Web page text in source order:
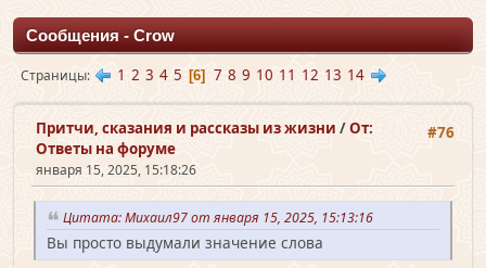
Сообщения - Crow
Страницы 1 2 3 4 5 6 7 8 9 10 11 12 13 14
#76
Притчи, сказания и рассказы из жизни /От:
Ответы на форуме
января 15, 2025, 15:18:26
Цитата: Михаил97 от января 15, 2025, 15:13:16
Вы просто выдумали значение слова